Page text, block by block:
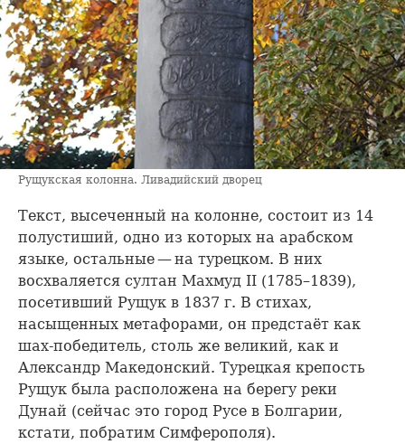
Рущукская колонна. Ливадийский дворец
Текст, высеченный на колонне, состоит из 14
полустиший, одно из которых на арабском
языке, остальные — на турецком. В них
восхваляется султан Махмуд II (1785–1839),
посетивший Рущук в 1837 г. В стихах,
насыщенных метафорами, он предстаёт как
шах-победитель, столь же великий, как и
Александр Македонский. Турецкая крепость
Рущук была расположена на берегу реки
Дунай (сейчас это город Русе в Болгарии,
кстати, побратим Симферополя).